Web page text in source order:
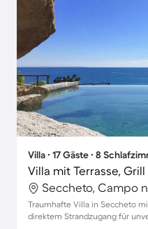
Villa ∙ 17 Gäste ∙ 8
Villa mit Terrasse,
Seccheto, Campo
Traumhafte Villa in Seccheto
direktem Strandzugang für